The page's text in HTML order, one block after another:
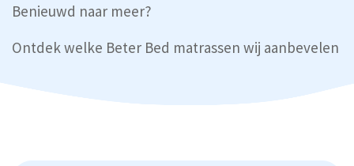
Benieuwd naar meer?
Ontdek welke Beter Bed matrassen wij aanbevelen